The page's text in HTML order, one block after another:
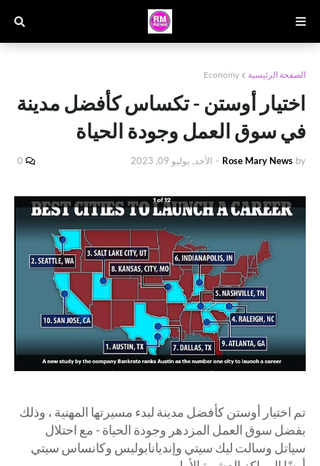
الصفحة الرئيسية Economy
اختيار أوستن - تكساس كأفضل مدينة
في سوق العمل وجودة الحياة
by
Rose Mary News
- الأحد, يوليو 09, 2023 0
تم اختيار أوستن كأفضل مدينة لبدء مسيرتها المهنية ، وذلك
بفضل سوق العمل المزدهر وجودة الحياة - مع احتلال
سياتل وسالت ليك سيتي وإنديانابوليس وكانساس سيتي